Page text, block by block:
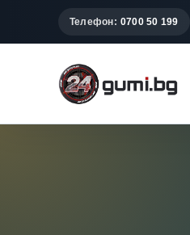
Телефон: 0700 50 199